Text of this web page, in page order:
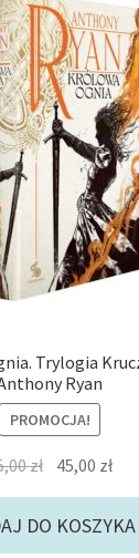
Trylogia
Ryan
PROMOCJA!
zł Pierwotna
cena
wynosiła:
45,00 zł
DO KOSZYKA